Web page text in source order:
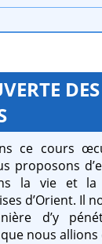
ce cours
proposons
la vie et la
d’Orient. Il
d’y
nous